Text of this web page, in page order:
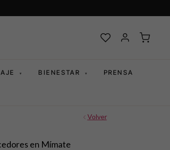
▾ BIENESTAR ▾ PRENSA
Volver
en Mímate